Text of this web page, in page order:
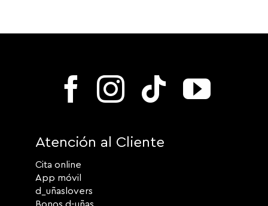
Atención al Cliente
Cita online
App móvil
d_uñaslovers